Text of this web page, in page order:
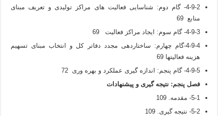
4-9-2- گام دوم: شناسایی فعالیت های مراکز تولیدی و تعریف مبنای
منابع 69
4-9-3- گام سوم: ایجاد مراکز فعالیت 69
4-9-4-گام چهارم: ساختاردهی مجدد دفاتر کل و انتخاب مبنای تسهیم
هزینه فعالیتها 69
4-9-5- گام پنجم: اندازه گیری عملکرد و بهره وری 72
فصل پنجم: نتیجه گیری و پیشنهادات
5-1- مقدمه. 109
5-2- نتیجه گیری. 109